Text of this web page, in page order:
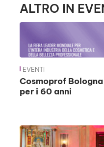
ALTRO IN
EVENTI
Cosmoprof
per i 60 anni